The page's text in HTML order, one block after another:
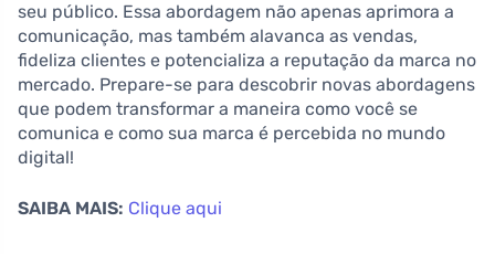
seu público. Essa abordagem não apenas aprimora a
comunicação, mas também alavanca as vendas,
fideliza clientes e potencializa a reputação da marca no
mercado. Prepare-se para descobrir novas abordagens
que podem transformar a maneira como você se
comunica e como sua marca é percebida no mundo
digital!
SAIBA MAIS: Clique aqui